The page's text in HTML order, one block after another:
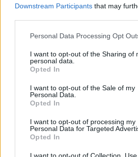
Downstream Participants that may
Please note that this website/app uses
not limited to your visit or usage
grant or deny consent to Google and
use your data for below specified
consent section.
Personal Data Processing Opt
I want to opt-out of the Sharing of
personal data.
Opted In
I want to opt-out of the Sale of my
Personal Data.
Opted In
I want to opt-out of processing my
Personal Data for Targeted
Opted In
mesélnek, hogy amit akkor
beváltotta a hozzá fűzött
ülnek a babérjaikon továbbra
mennek tovább a számukra
A borvilág trendjei is abba az
pedig nem is kell messzire
foglalkozik itthon némileg